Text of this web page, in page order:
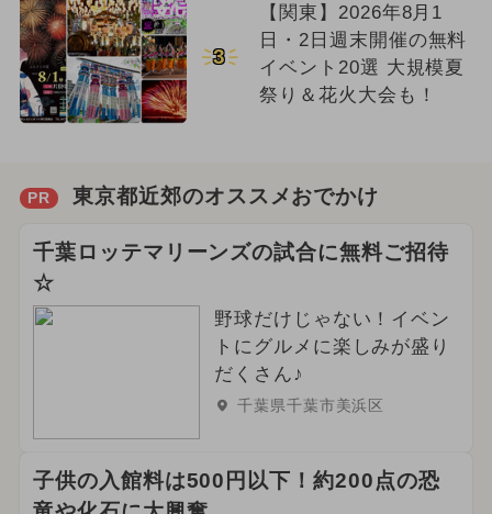
3
【関東】2026年8月1
日・2日週末開催の無料
イベント20選 大規模夏
祭り＆花火大会も！
PR 東京都近郊のオススメおでかけ
千葉ロッテマリーンズの試合に無料ご招待
☆
野球だけじゃない！イベン
トにグルメに楽しみが盛り
だくさん♪
千葉県千葉市美浜区
子供の入館料は500円以下！約200点の恐